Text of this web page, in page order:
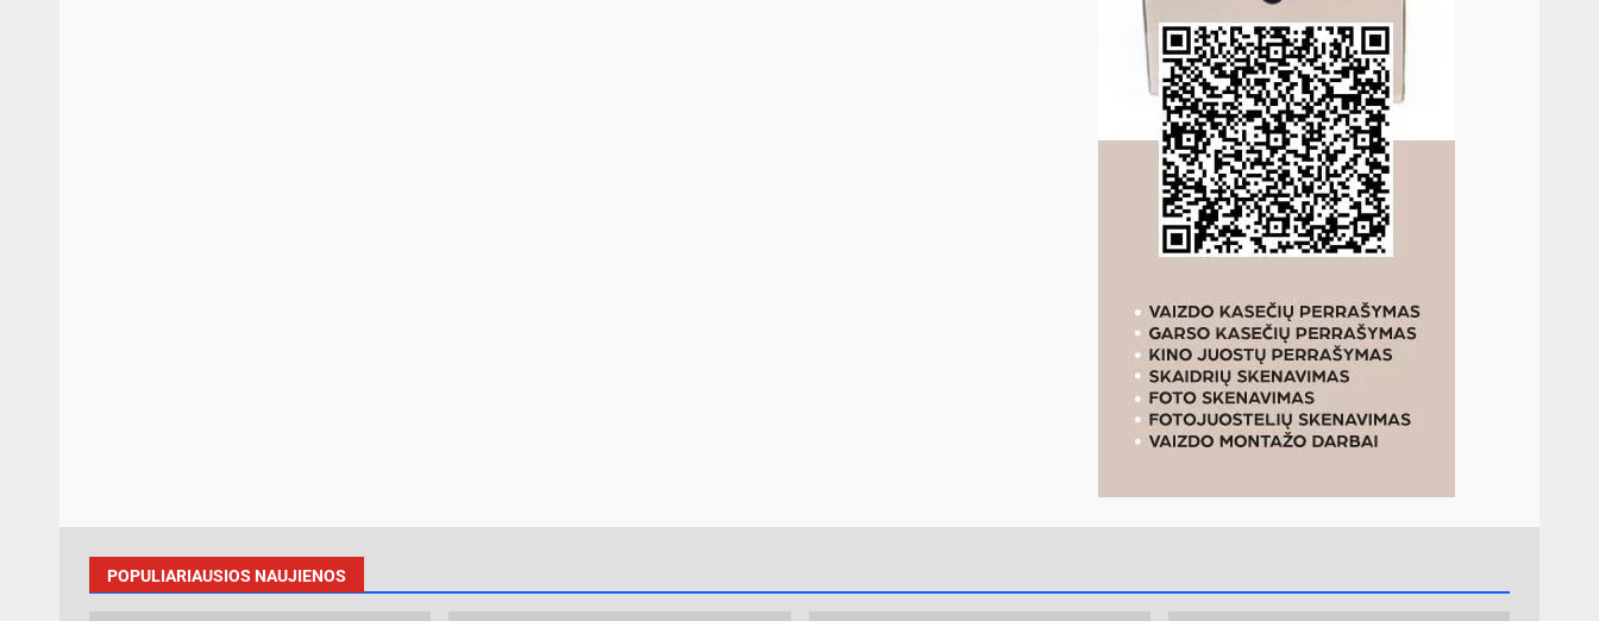
POPULIARIAUSIOS NAUJIENOS